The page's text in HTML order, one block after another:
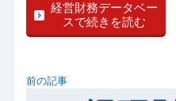
経営財務データベー
スで続きを読む
前の記事